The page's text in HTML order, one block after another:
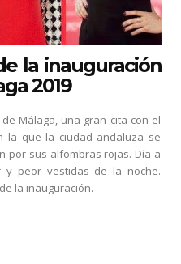
la inauguración
2019
Málaga, una gran cita con el
la que la ciudad andaluza se
por sus alfombras rojas. Día a
y peor vestidas de la noche.
la inauguración.